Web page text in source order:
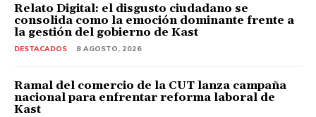
Relato Digital: el disgusto ciudadano se
consolida como la emoción dominante frente a
la gestión del gobierno de Kast
DESTACADOS 8 AGOSTO, 2026
Ramal del comercio de la CUT lanza campaña
nacional para enfrentar reforma laboral de
Kast